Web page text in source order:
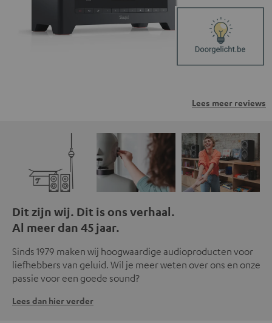
Lees meer reviews
Dit zijn wij. Dit is ons verhaal.
Al meer dan 45 jaar.
Sinds 1979 maken wij hoogwaardige audioproducten voor
liefhebbers van geluid. Wil je meer weten over ons en onze
passie voor een goede sound?
Lees dan hier verder